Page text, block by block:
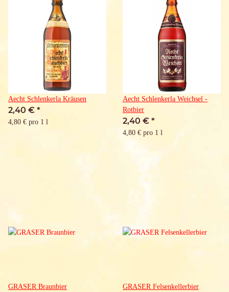
Aecht Schlenkerla Kräusen
2,40 € *
4,80 € pro 1 l
Aecht Schlenkerla Weichsel -
Rotbier
2,40 € *
4,80 € pro 1 l
GRASER Braunbier GRASER Felsenkellerbier